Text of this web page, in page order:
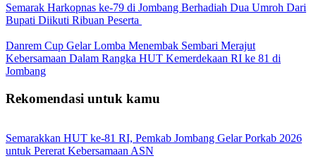
Semarak Harkopnas ke-79 di Jombang Berhadiah Dua Umroh Dari
Bupati Diikuti Ribuan Peserta
Danrem Cup Gelar Lomba Menembak Sembari Merajut
Kebersamaan Dalam Rangka HUT Kemerdekaan RI ke 81 di
Jombang
Rekomendasi untuk kamu
Semarakkan HUT ke-81 RI, Pemkab Jombang Gelar Porkab 2026
untuk Pererat Kebersamaan ASN